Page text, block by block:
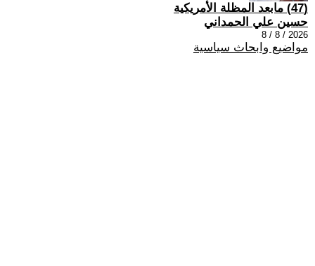
(47) مابعد المظلة الأمريكية
حسين علي الحمداني
2026 / 8 / 8
مواضيع وابحاث سياسية